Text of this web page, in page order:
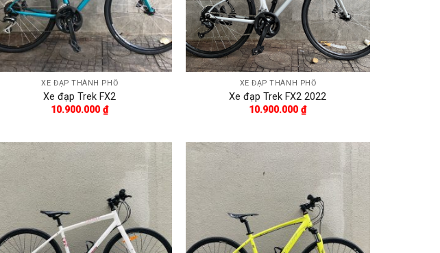
XE ĐẠP THÀNH PHỐ
Xe đạp Trek FX2
10.900.000₫
XE ĐẠP THÀNH PHỐ
Xe đạp Trek FX2 2022
10.900.000₫